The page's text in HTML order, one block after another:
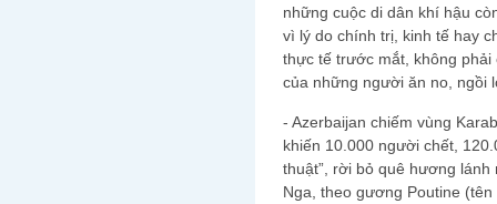
những cuộc di dân khí hậu
vì lý do chính trị, kinh tế hay
thực tế trước mắt, không phải
của những người ăn no, ngồi
- Azerbaijan chiếm vùng
khiến 10.000 người chết,
thuật”, rời bỏ quê hương
Nga, theo gương Poutine